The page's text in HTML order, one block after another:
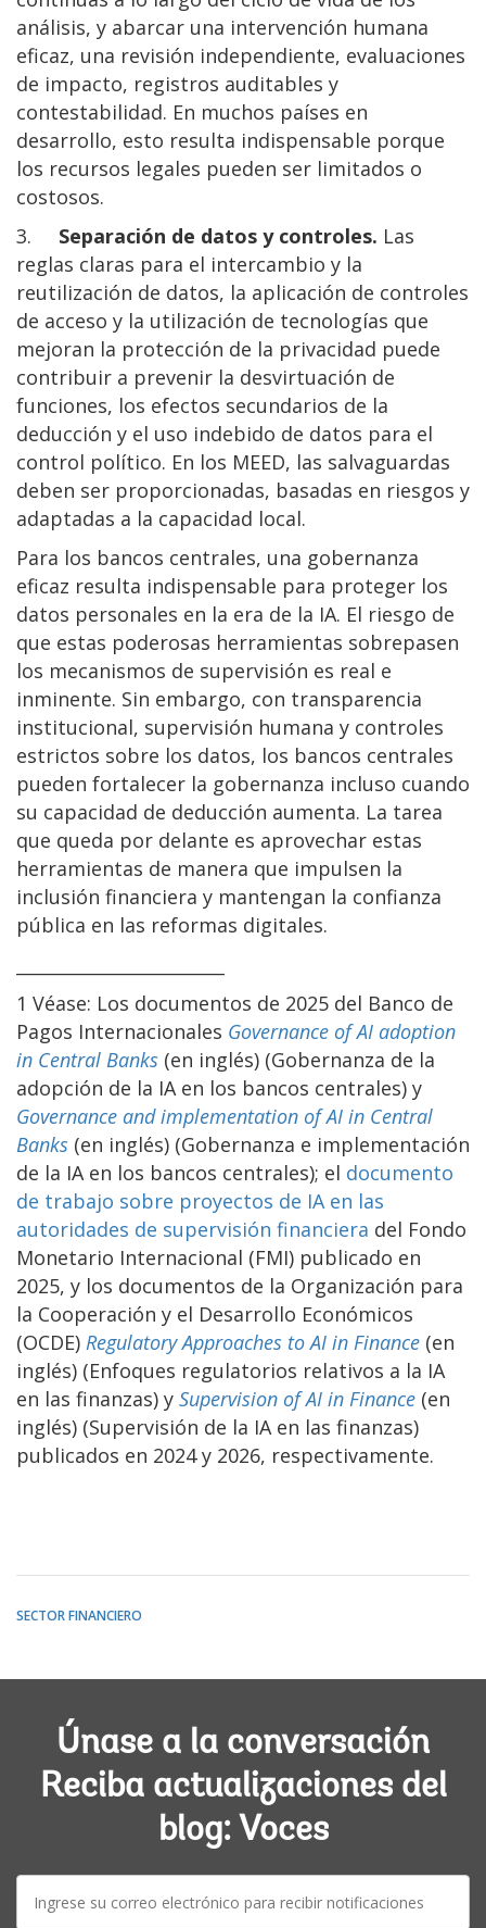
análisis, y abarcar una intervención humana
eficaz, una revisión independiente, evaluaciones
de impacto, registros auditables y
contestabilidad. En muchos países en
desarrollo, esto resulta indispensable porque
los recursos legales pueden ser limitados o
costosos.
3. Separación de datos y controles. Las
reglas claras para el intercambio y la
reutilización de datos, la aplicación de controles
de acceso y la utilización de tecnologías que
mejoran la protección de la privacidad puede
contribuir a prevenir la desvirtuación de
funciones, los efectos secundarios de la
deducción y el uso indebido de datos para el
control político. En los MEED, las salvaguardas
deben ser proporcionadas, basadas en riesgos y
adaptadas a la capacidad local.
Para los bancos centrales, una gobernanza
eficaz resulta indispensable para proteger los
datos personales en la era de la IA. El riesgo de
que estas poderosas herramientas sobrepasen
los mecanismos de supervisión es real e
inminente. Sin embargo, con transparencia
institucional, supervisión humana y controles
estrictos sobre los datos, los bancos centrales
pueden fortalecer la gobernanza incluso cuando
su capacidad de deducción aumenta. La tarea
que queda por delante es aprovechar estas
herramientas de manera que impulsen la
inclusión financiera y mantengan la confianza
pública en las reformas digitales.
1 Véase: Los documentos de 2025 del Banco de
Pagos Internacionales Governance of AI adoption
in Central Banks (en inglés) (Gobernanza de la
adopción de la IA en los bancos centrales) y
Governance and implementation of AI in Central
Banks (en inglés) (Gobernanza e implementación
de la IA en los bancos centrales); el documento
de trabajo sobre proyectos de IA en las
autoridades de supervisión financiera del Fondo
Monetario Internacional (FMI) publicado en
2025, y los documentos de la Organización para
la Cooperación y el Desarrollo Económicos
(OCDE) Regulatory Approaches to AI in Finance (en
inglés) (Enfoques regulatorios relativos a la IA
en las finanzas) y Supervision of AI in Finance (en
inglés) (Supervisión de la IA en las finanzas)
publicados en 2024 y 2026, respectivamente.
SECTOR FINANCIERO
Únase a la conversación
Reciba actualizaciones del
blog: Voces
mail: